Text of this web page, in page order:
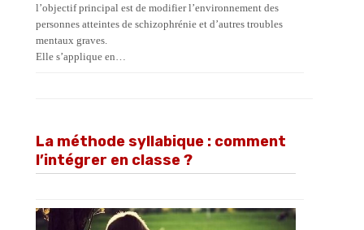
l’objectif principal est de modifier l’environnement des
personnes atteintes de schizophrénie et d’autres troubles
mentaux graves.
Elle s’applique en…
La méthode syllabique : comment
l’intégrer en classe ?